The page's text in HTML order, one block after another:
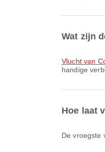
Wat zijn
vlucht van
handige
Hoe laat
De